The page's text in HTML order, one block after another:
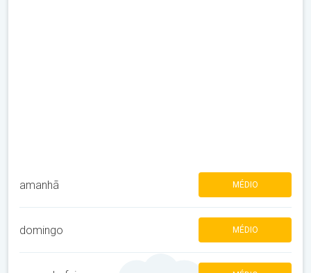
amanhã MÉDIO
domingo MÉDIO